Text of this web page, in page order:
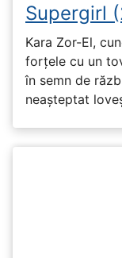
Supergirl
Kara Zor-El,
forțele cu un
în semn de
neașteptat